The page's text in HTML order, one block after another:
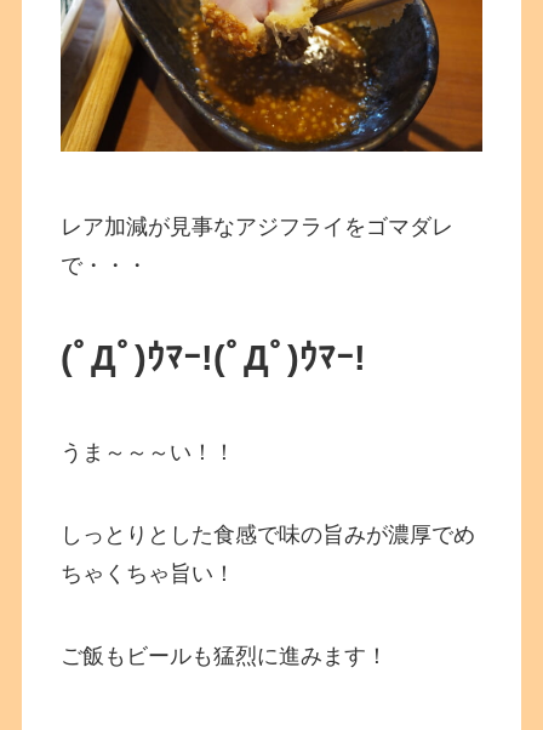
レア加減が見事なアジフライをゴマダレ
で・・・
(ﾟДﾟ)ｳﾏｰ!(ﾟДﾟ)ｳﾏｰ!
うま～～～い！！
しっとりとした食感で味の旨みが濃厚でめ
ちゃくちゃ旨い！
ご飯もビールも猛烈に進みます！